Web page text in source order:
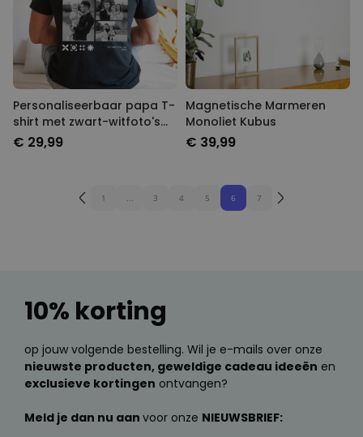
Personaliseerbaar papa T-
shirt met zwart-witfoto's
en tekst
€ 29,99
Magnetische Marmeren
Monoliet Kubus
€ 39,99
1 ... 3 4 5 6 7
10% korting
op jouw volgende bestelling. Wil je e-mails over onze
nieuwste producten, geweldige cadeau ideeën en
exclusieve kortingen ontvangen?
Meld je dan nu aan voor onze NIEUWSBRIEF: